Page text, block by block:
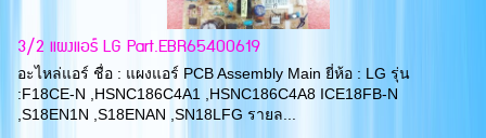
3/2 แผงแอร์ LG Part.EBR65400619
อะไหล่แอร์ ชื่อ : แผงแอร์ PCB Assembly Main ยี่ห้อ : LG รุ่น
:F18CE-N ,HSNC186C4A1 ,HSNC186C4A8 ICE18FB-N
,S18EN1N ,S18ENAN ,SN18LFG รายล...